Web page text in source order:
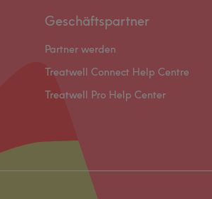
Geschäftspartner
Partner werden
Treatwell Connect Help Centre
Treatwell Pro Help Center